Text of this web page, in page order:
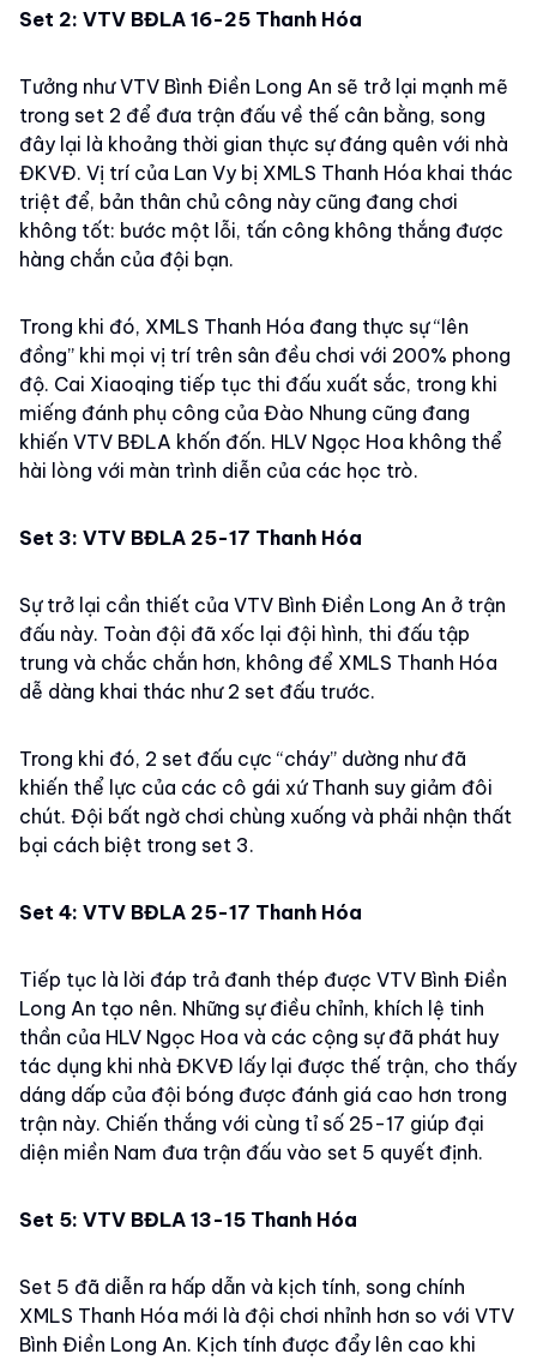
Set 2: VTV BĐLA 16-25 Thanh Hóa
Tưởng như VTV Bình Điền Long An sẽ trở lại mạnh mẽ
trong set 2 để đưa trận đấu về thế cân bằng, song
đây lại là khoảng thời gian thực sự đáng quên với nhà
ĐKVĐ. Vị trí của Lan Vy bị XMLS Thanh Hóa khai thác
triệt để, bản thân chủ công này cũng đang chơi
không tốt: bước một lỗi, tấn công không thắng được
hàng chắn của đội bạn.
Trong khi đó, XMLS Thanh Hóa đang thực sự “lên
đồng” khi mọi vị trí trên sân đều chơi với 200% phong
độ. Cai Xiaoqing tiếp tục thi đấu xuất sắc, trong khi
miếng đánh phụ công của Đào Nhung cũng đang
khiến VTV BĐLA khốn đốn. HLV Ngọc Hoa không thể
hài lòng với màn trình diễn của các học trò.
Set 3: VTV BĐLA 25-17 Thanh Hóa
Sự trở lại cần thiết của VTV Bình Điền Long An ở trận
đấu này. Toàn đội đã xốc lại đội hình, thi đấu tập
trung và chắc chắn hơn, không để XMLS Thanh Hóa
dễ dàng khai thác như 2 set đấu trước.
Trong khi đó, 2 set đấu cực “cháy” dường như đã
khiến thể lực của các cô gái xứ Thanh suy giảm đôi
chút. Đội bất ngờ chơi chùng xuống và phải nhận thất
bại cách biệt trong set 3.
Set 4: VTV BĐLA 25-17 Thanh Hóa
Tiếp tục là lời đáp trả đanh thép được VTV Bình Điền
Long An tạo nên. Những sự điều chỉnh, khích lệ tinh
thần của HLV Ngọc Hoa và các cộng sự đã phát huy
tác dụng khi nhà ĐKVĐ lấy lại được thế trận, cho thấy
dáng dấp của đội bóng được đánh giá cao hơn trong
trận này. Chiến thắng với cùng tỉ số 25-17 giúp đại
diện miền Nam đưa trận đấu vào set 5 quyết định.
Set 5: VTV BĐLA 13-15 Thanh Hóa
Set 5 đã diễn ra hấp dẫn và kịch tính, song chính
XMLS Thanh Hóa mới là đội chơi nhỉnh hơn so với VTV
Bình Điền Long An. Kịch tính được đẩy lên cao khi